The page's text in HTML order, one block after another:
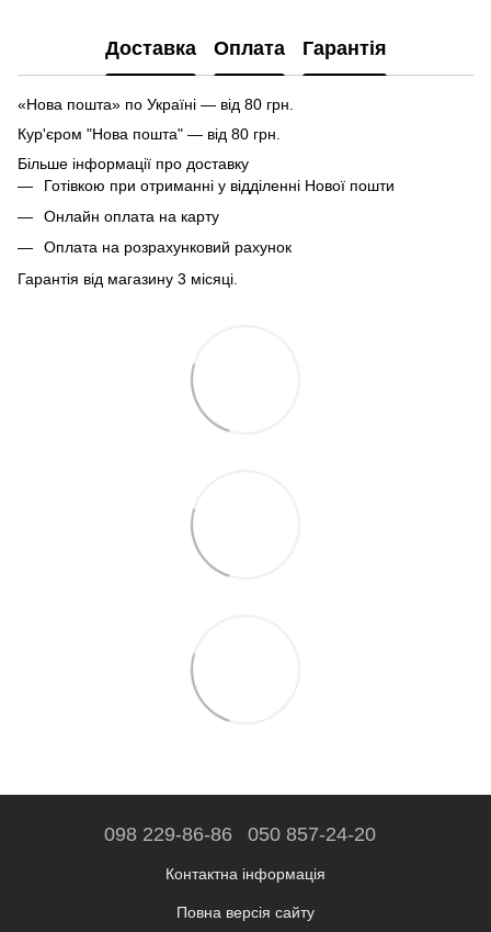
Доставка Оплата Гарантія
«Нова пошта» по Україні — від 80 грн.
Кур'єром "Нова пошта" — від 80 грн.
Більше інформації про доставку
Готівкою при отриманні у відділенні Нової пошти
Онлайн оплата на карту
Оплата на розрахунковий рахунок
Гарантія від магазину 3 місяці.
098 229-86-86 050 857-24-20
Контактна інформація
Повна версія сайту